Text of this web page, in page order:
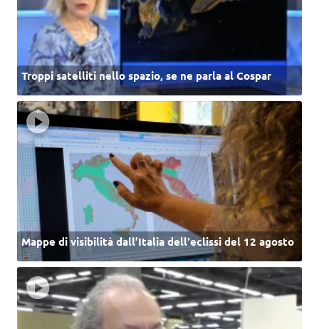
Troppi satelliti nello spazio, se ne parla al Cospar
Mappe di visibilità dall’Italia dell'eclissi del 12 agosto